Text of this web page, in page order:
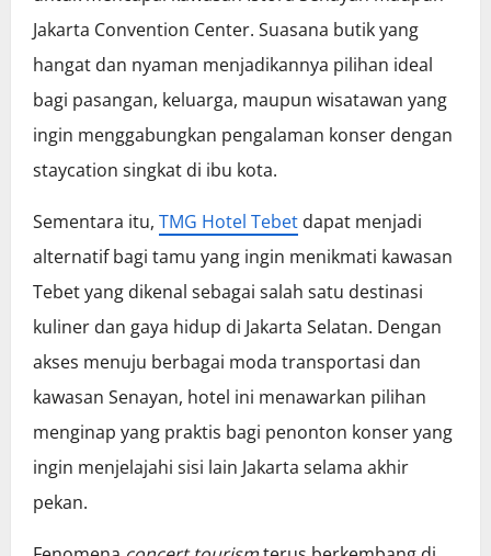
Jakarta Convention Center. Suasana butik yang
hangat dan nyaman menjadikannya pilihan ideal
bagi pasangan, keluarga, maupun wisatawan yang
ingin menggabungkan pengalaman konser dengan
staycation singkat di ibu kota.
Sementara itu, TMG Hotel Tebet dapat menjadi
alternatif bagi tamu yang ingin menikmati kawasan
Tebet yang dikenal sebagai salah satu destinasi
kuliner dan gaya hidup di Jakarta Selatan. Dengan
akses menuju berbagai moda transportasi dan
kawasan Senayan, hotel ini menawarkan pilihan
menginap yang praktis bagi penonton konser yang
ingin menjelajahi sisi lain Jakarta selama akhir
pekan.